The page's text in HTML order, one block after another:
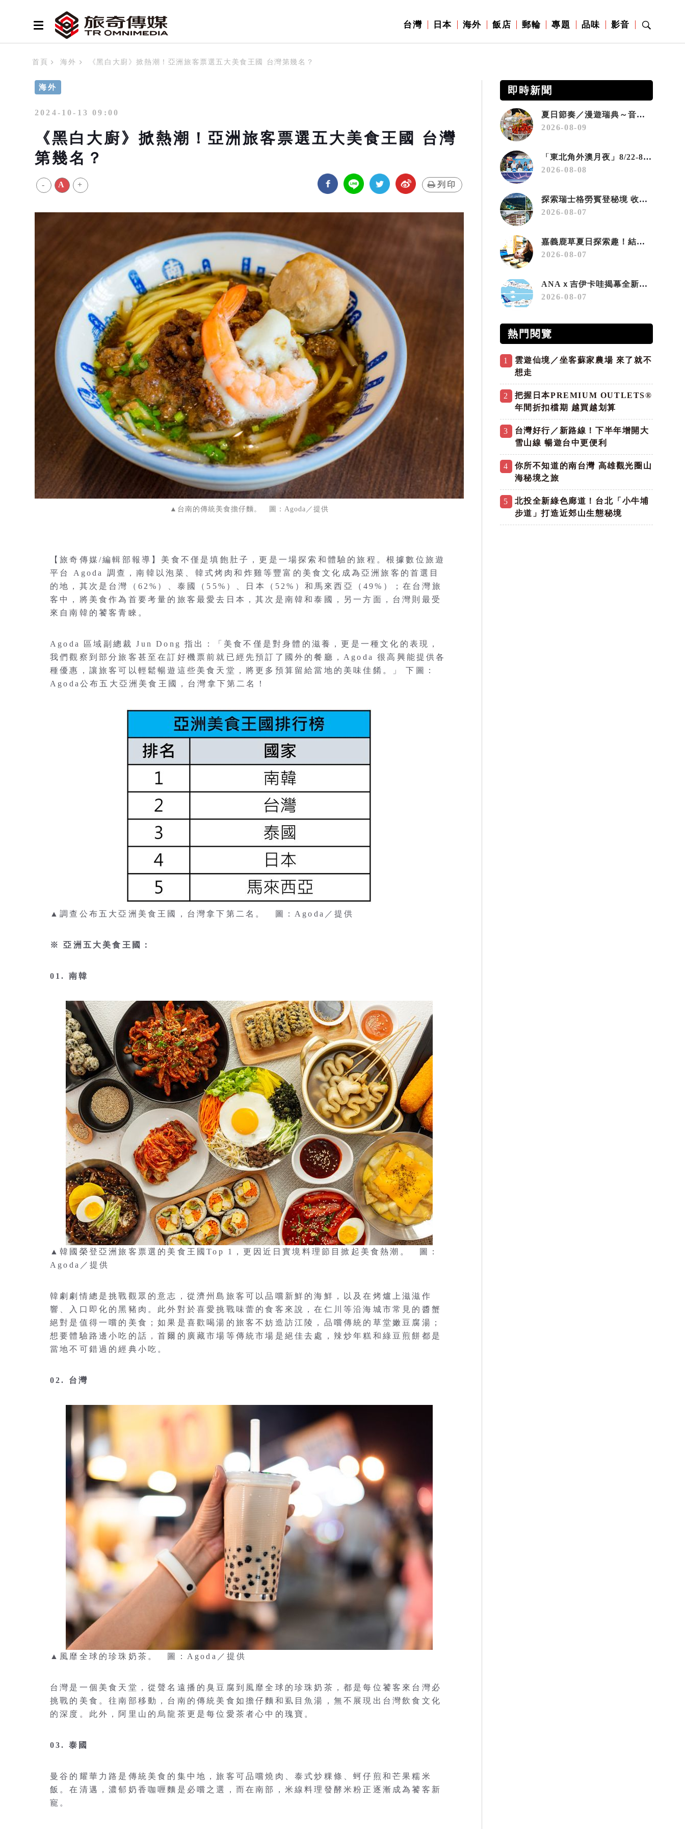
台灣 日本 海外 飯店 郵輪 專題 品味 影音
首頁 海外 《黑白大廚》掀熱潮！亞洲旅客票選五大美食王國 台灣第幾名？
海外
2024-10-13 09:00
《黑白大廚》掀熱潮！亞洲旅客票選五大美食王國 台灣
第幾名？
- A + 列印
▲台南的傳統美食擔仔麵。 圖：Agoda／提供
【旅奇傳媒/編輯部報導】美食不僅是填飽肚子，更是一場探索和體驗的旅程。根據數位旅遊
平台 Agoda 調查，南韓以泡菜、韓式烤肉和炸雞等豐富的美食文化成為亞洲旅客的首選目
的地，其次是台灣（62%）、泰國（55%）、日本（52%）和馬來西亞（49%）；在台灣旅
客中，將美食作為首要考量的旅客最愛去日本，其次是南韓和泰國，另一方面，台灣則最受
來自南韓的饕客青睞。
Agoda 區域副總裁 Jun Dong 指出：「美食不僅是對身體的滋養，更是一種文化的表現，
我們觀察到部分旅客甚至在訂好機票前就已經先預訂了國外的餐廳，Agoda 很高興能提供各
種優惠，讓旅客可以輕鬆暢遊這些美食天堂，將更多預算留給當地的美味佳餚。」 下圖：
Agoda公布五大亞洲美食王國，台灣拿下第二名！
▲調查公布五大亞洲美食王國，台灣拿下第二名。 圖：Agoda／提供
※ 亞洲五大美食王國：
01. 南韓
▲韓國榮登亞洲旅客票選的美食王國Top 1，更因近日實境料理節目掀起美食熱潮。 圖：
Agoda／提供
韓劇劇情總是挑戰觀眾的意志，從濟州島旅客可以品嚐新鮮的海鮮，以及在烤爐上滋滋作
響、入口即化的黑豬肉。此外對於喜愛挑戰味蕾的食客來說，在仁川等沿海城市常見的醬蟹
絕對是值得一嚐的美食；如果是喜歡喝湯的旅客不妨造訪江陵，品嚐傳統的草堂嫩豆腐湯；
想要體驗路邊小吃的話，首爾的廣藏市場等傳統市場是絕佳去處，辣炒年糕和綠豆煎餅都是
當地不可錯過的經典小吃。
02. 台灣
▲風靡全球的珍珠奶茶。 圖：Agoda／提供
台灣是一個美食天堂，從聲名遠播的臭豆腐到風靡全球的珍珠奶茶，都是每位饕客來台灣必
挑戰的美食。往南部移動，台南的傳統美食如擔仔麵和虱目魚湯，無不展現出台灣飲食文化
的深度。此外，阿里山的烏龍茶更是每位愛茶者心中的瑰寶。
03. 泰國
曼谷的耀華力路是傳統美食的集中地，旅客可品嚐燒肉、泰式炒粿條、蚵仔煎和芒果糯米
飯。在清邁，濃郁奶香咖喱麵是必嚐之選，而在南部，米線料理發酵米粉正逐漸成為饕客新
寵。
即時新聞
夏日節奏／漫遊瑞典～音樂、療癒桑拿、美味歡樂螯蝦節
2026-08-09
「東北角外澳月夜」8/22-8/23浪漫登場 串聯五漁村、音樂、市集、火舞與慢旅共度夏夜
2026-08-08
探索瑞士格勞賓登秘境 收藏六種阿爾卑斯夏日療癒之旅
2026-08-07
嘉義鹿草夏日探索趣！結合科學、農場與自然的親子小旅行
2026-08-07
ANAｘ吉伊卡哇揭幕全新彩繪機「Chiikawa JET」
2026-08-07
熱門閱覽
1
雲遊仙境／坐客蘇家農場 來了就不
想走
2
把握日本PREMIUM OUTLETS®
年間折扣檔期 越買越划算
3
台灣好行／新路線！下半年增開大
雪山線 暢遊台中更便利
4
你所不知道的南台灣 高雄觀光圈山
海秘境之旅
5
北投全新綠色廊道！台北「小牛埔
步道」打造近郊山生態秘境